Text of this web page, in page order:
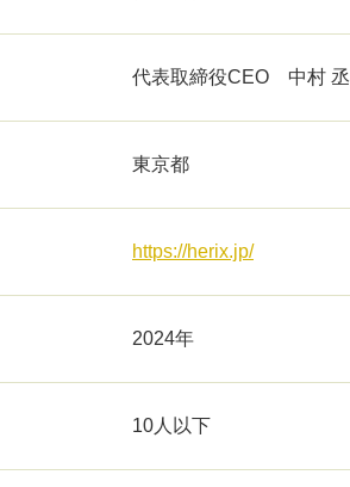
代表取締役CEO 中村 丞
東京都
https://herix.jp/
2024年
10人以下